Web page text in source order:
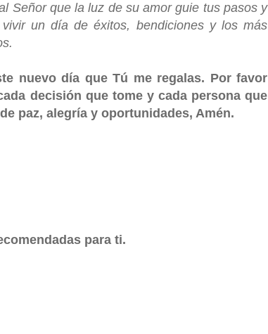
Señor que la luz de su amor guie tus pasos y
un día de éxitos, bendiciones y los más
nuevo día que Tú me regalas. Por favor
decisión que tome y cada persona que
paz, alegría y oportunidades, Amén.
para ti.